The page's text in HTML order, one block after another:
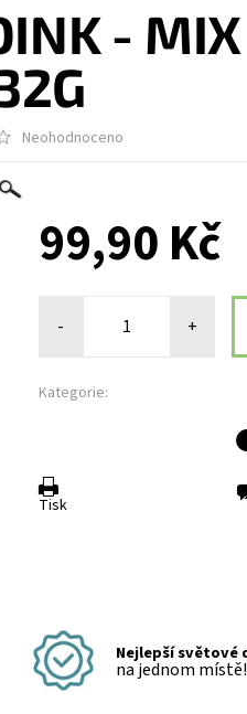
-
Neohodnoceno
99,90 Kč
- +
Kategorie:
Tisk
Nejlepší
na jednom místě!